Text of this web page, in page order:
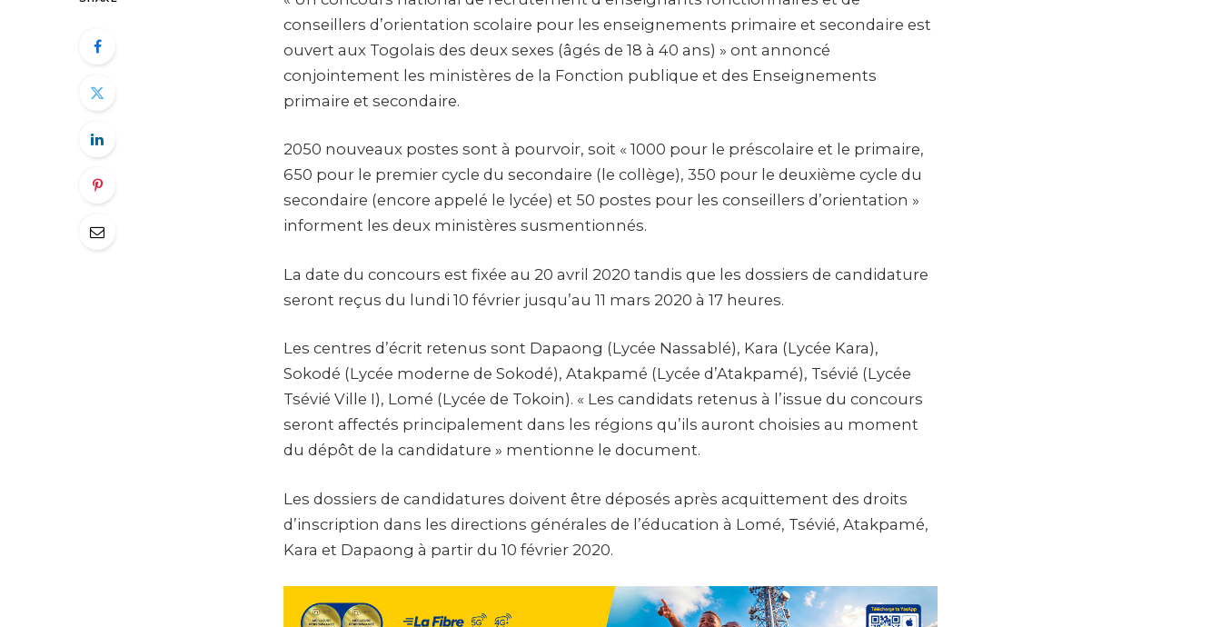
conseillers d’orientation scolaire pour les enseignements primaire et secondaire est
ouvert aux Togolais des deux sexes (âgés de 18 à 40 ans) » ont annoncé
conjointement les ministères de la Fonction publique et des Enseignements
primaire et secondaire.
2050 nouveaux postes sont à pourvoir, soit « 1000 pour le préscolaire et le primaire,
650 pour le premier cycle du secondaire (le collège), 350 pour le deuxième cycle du
secondaire (encore appelé le lycée) et 50 postes pour les conseillers d’orientation »
informent les deux ministères susmentionnés.
La date du concours est fixée au 20 avril 2020 tandis que les dossiers de candidature
seront reçus du lundi 10 février jusqu’au 11 mars 2020 à 17 heures.
Les centres d’écrit retenus sont Dapaong (Lycée Nassablé), Kara (Lycée Kara),
Sokodé (Lycée moderne de Sokodé), Atakpamé (Lycée d’Atakpamé), Tsévié (Lycée
Tsévié Ville I), Lomé (Lycée de Tokoin). « Les candidats retenus à l’issue du concours
seront affectés principalement dans les régions qu’ils auront choisies au moment
du dépôt de la candidature » mentionne le document.
Les dossiers de candidatures doivent être déposés après acquittement des droits
d’inscription dans les directions générales de l’éducation à Lomé, Tsévié, Atakpamé,
Kara et Dapaong à partir du 10 février 2020.